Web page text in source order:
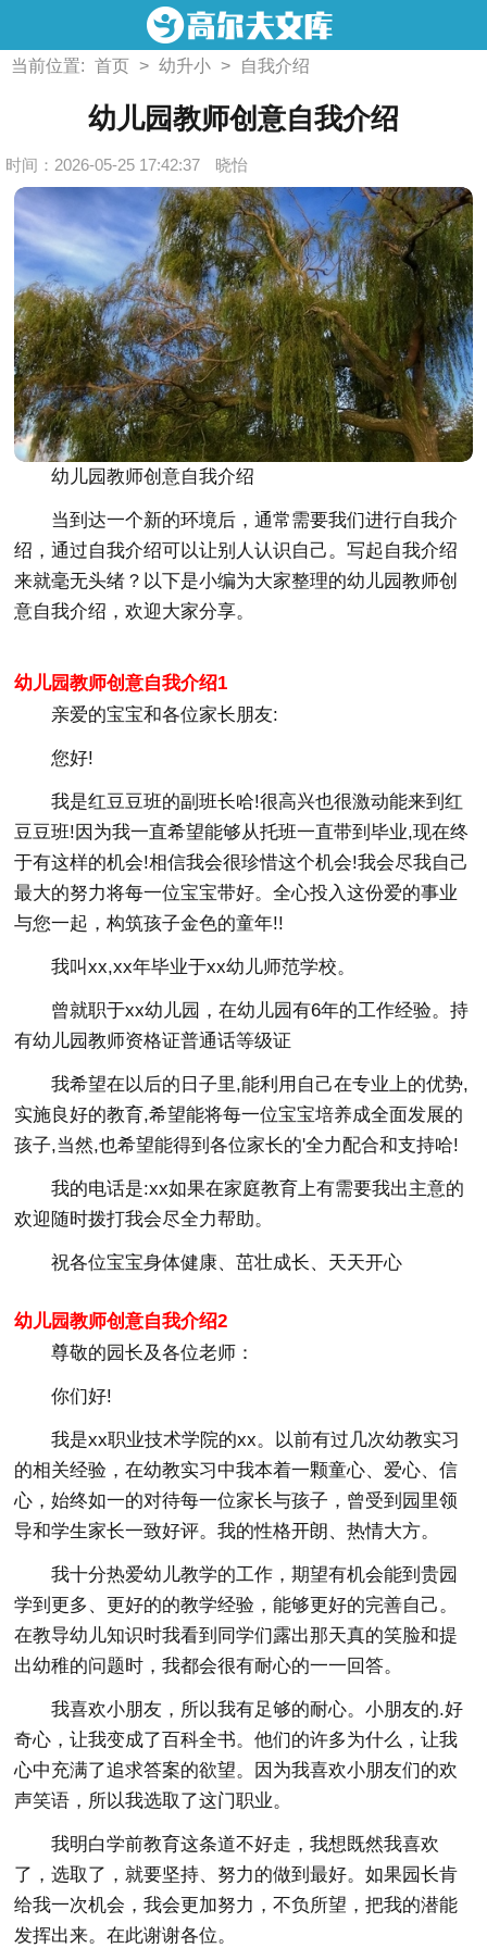
当前位置: 首页 > 幼升小 > 自我介绍
幼儿园教师创意自我介绍
时间：2026-05-25 17:42:37 晓怡
幼儿园教师创意自我介绍
当到达一个新的环境后，通常需要我们进行自我介
绍，通过自我介绍可以让别人认识自己。写起自我介绍
来就毫无头绪？以下是小编为大家整理的幼儿园教师创
意自我介绍，欢迎大家分享。
幼儿园教师创意自我介绍1
亲爱的宝宝和各位家长朋友:
您好!
我是红豆豆班的副班长哈!很高兴也很激动能来到红
豆豆班!因为我一直希望能够从托班一直带到毕业,现在终
于有这样的机会!相信我会很珍惜这个机会!我会尽我自己
最大的努力将每一位宝宝带好。全心投入这份爱的事业
与您一起，构筑孩子金色的童年!!
我叫xx,xx年毕业于xx幼儿师范学校。
曾就职于xx幼儿园，在幼儿园有6年的工作经验。持
有幼儿园教师资格证普通话等级证
我希望在以后的日子里,能利用自己在专业上的优势,
实施良好的教育,希望能将每一位宝宝培养成全面发展的
孩子,当然,也希望能得到各位家长的'全力配合和支持哈!
我的电话是:xx如果在家庭教育上有需要我出主意的
欢迎随时拨打我会尽全力帮助。
祝各位宝宝身体健康、茁壮成长、天天开心
幼儿园教师创意自我介绍2
尊敬的园长及各位老师：
你们好!
我是xx职业技术学院的xx。以前有过几次幼教实习
的相关经验，在幼教实习中我本着一颗童心、爱心、信
心，始终如一的对待每一位家长与孩子，曾受到园里领
导和学生家长一致好评。我的性格开朗、热情大方。
我十分热爱幼儿教学的工作，期望有机会能到贵园
学到更多、更好的的教学经验，能够更好的完善自己。
在教导幼儿知识时我看到同学们露出那天真的笑脸和提
出幼稚的问题时，我都会很有耐心的一一回答。
我喜欢小朋友，所以我有足够的耐心。小朋友的.好
奇心，让我变成了百科全书。他们的许多为什么，让我
心中充满了追求答案的欲望。因为我喜欢小朋友们的欢
声笑语，所以我选取了这门职业。
我明白学前教育这条道不好走，我想既然我喜欢
了，选取了，就要坚持、努力的做到最好。如果园长肯
给我一次机会，我会更加努力，不负所望，把我的潜能
发挥出来。在此谢谢各位。